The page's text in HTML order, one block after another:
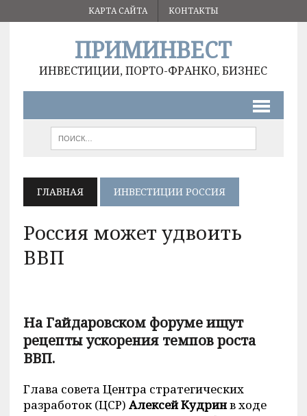
КАРТА САЙТА КОНТАКТЫ
ПРИМИНВЕСТ
ИНВЕСТИЦИИ, ПОРТО-ФРАНКО, БИЗНЕС
ГЛАВНАЯ ИНВЕСТИЦИИ РОССИЯ
Россия может удвоить
ВВП
На Гайдаровском форуме ищут
рецепты ускорения темпов роста
ВВП.
Глава совета Центра стратегических
разработок (ЦСР) Алексей Кудринв ходе